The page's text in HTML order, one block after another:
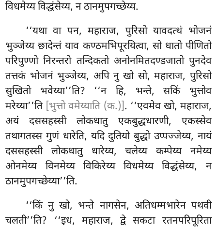
विधमेय्य विद्धंसेय्य, न ठानमुपगच्छेय्य.
‘‘यथा वा पन, महाराज, पुरिसोयावदत्थं भोजनं
भुञ्जेय्य छादेन्तं याव कण्ठमभिपूरयित्वा, सो धातो पीणितो
परिपुण्णो निरन्तरो तन्दिकतो अनोनमितदण्डजातो पुनदेव
तत्तकं भोजनं भुञ्जेय्य, अपि नु खो सो, महाराज, पुरिसो
सुखितो भवेय्या’’ति? ‘‘न हि, भन्ते, सकिं भुत्तोव
मरेय्या’’ति [भुत्तो वमेय्याति (क.)]. ‘‘एवमेव खो, महाराज,
अयं दससहस्सी लोकधातु एकबुद्धधारणी, एकस्सेव
तथागतस्स गुणं धारेति, यदि दुतियो बुद्धो उप्पज्जेय्य, नायं
दससहस्सी लोकधातु धारेय्य, चलेय्य कम्पेय्य नमेय्य
ओनमेय्य विनमेय्य विकिरेय्य विधमेय्य विद्धंसेय्य, न
ठानमुपगच्छेय्या’’ति.
‘‘किं नु खो, भन्ते नागसेन, अतिधम्मभारेन पथवी
चलती’’ति? ‘‘इध, महाराज, द्वे सकटा रतनपरिपूरिता